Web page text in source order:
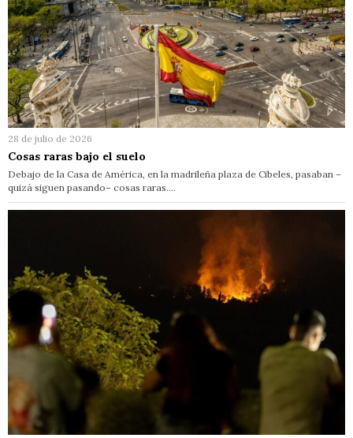
28 de julio de 2026
Cosas raras bajo el suelo
Debajo de la Casa de América, en la madrileña plaza de Cibeles, pasaban –
quizá siguen pasando– cosas raras.…